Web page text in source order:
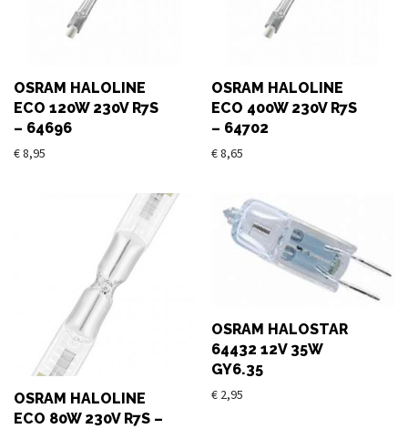
OSRAM HALOLINE
ECO 120W 230V R7S
– 64696
€8,95
OSRAM HALOLINE
ECO 400W 230V R7S
– 64702
€8,65
OSRAM HALOLINE
ECO 80W 230V R7S –
OSRAM HALOSTAR
64432 12V 35W
GY6.35
€ 2,95